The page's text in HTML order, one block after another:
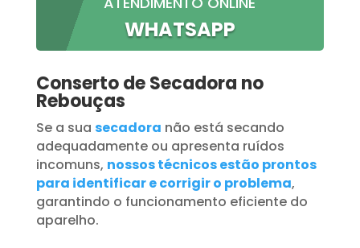
WHATSAPP
Conserto de Secadora no
Rebouças
Se a sua secadora não está secando
adequadamente ou apresenta ruídos
incomuns, nossos técnicos estão prontos
para identificar e corrigir o problema,
garantindo o funcionamento eficiente do
aparelho.